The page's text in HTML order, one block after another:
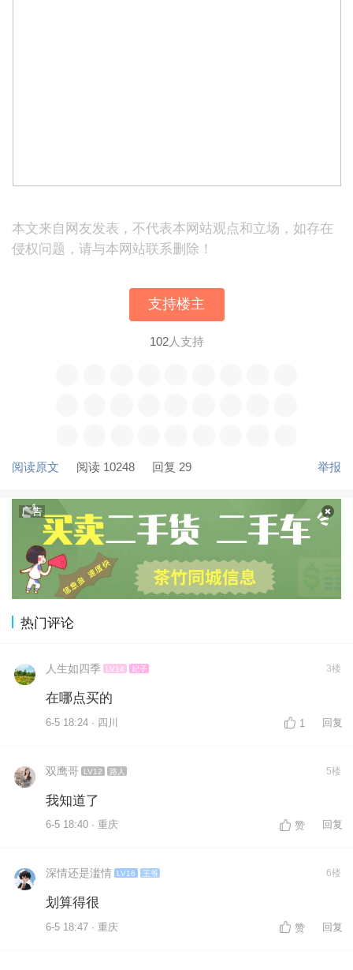
本文来自网友发表，不代表本网站观点和立场，如存在
侵权问题，请与本网站联系删除！
支持楼主
102人支持
阅读原文 阅读 10248 回复 29 举报
热门评论
人生如四季 LV14 妃子 3楼
在哪点买的
6-5 18:24 · 四川 1 回复
双鹰哥 LV12 路人 5楼
我知道了
6-5 18:40 · 重庆 赞 回复
深情还是滥情 LV16 王爷 6楼
划算得很
6-5 18:47 · 重庆 赞 回复